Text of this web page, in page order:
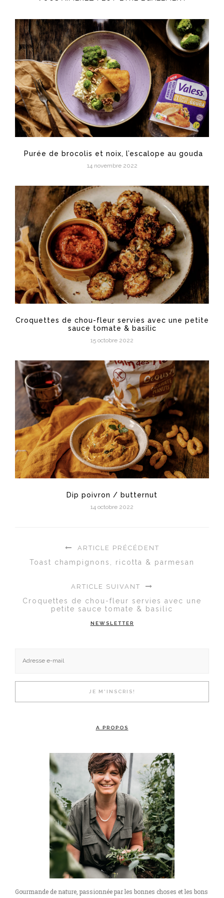
Purée de brocolis et noix, l’escalope au gouda
14 novembre 2022
Croquettes de chou-fleur servies avec une petite
sauce tomate & basilic
15 octobre 2022
Dip poivron / butternut
14 octobre 2022
ARTICLE PRÉCÉDENT
Toast champignons, ricotta & parmesan
ARTICLE SUIVANT
Croquettes de chou-fleur servies avec une
petite sauce tomate & basilic
NEWSLETTER
A PROPOS
Gourmande de nature, passionnée par les bonnes choses et les bons